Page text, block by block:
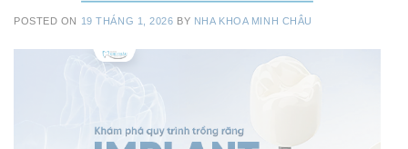
POSTED ON 19 THÁNG 1, 2026 BY NHA KHOA MINH CHÂU